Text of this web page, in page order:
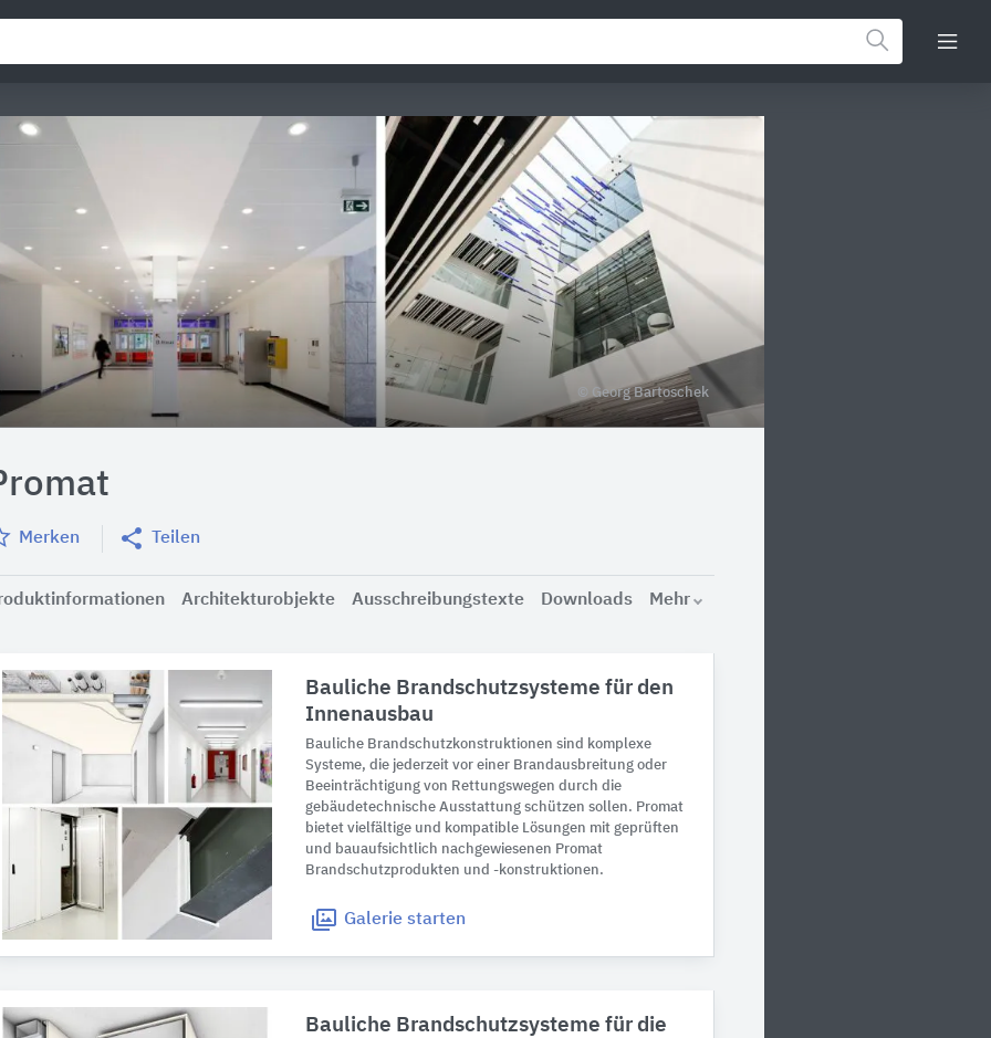
© Georg Bartoschek
Merken Teilen
Architekturobjekte Ausschreibungstexte Downloads Mehr
Bauliche Brandschutzsysteme für den
Innenausbau
Bauliche Brandschutzkonstruktionen sind komplexe
Systeme, die jederzeit vor einer Brandausbreitung oder
Beeinträchtigung von Rettungswegen durch die
gebäudetechnische Ausstattung schützen sollen. Promat
bietet vielfältige und kompatible Lösungen mit geprüften
und bauaufsichtlich nachgewiesenen Promat
Brandschutzprodukten und -konstruktionen.
Galerie starten
Bauliche Brandschutzsysteme für die